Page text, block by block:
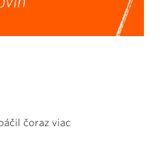
čoraz viac